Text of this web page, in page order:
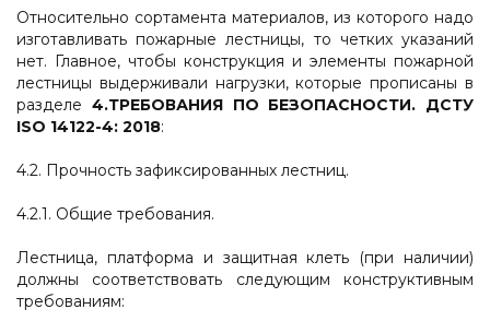
Относительно сортамента материалов, из которого надо
изготавливать пожарные лестницы, то четких указаний
нет. Главное, чтобы конструкция и элементы пожарной
лестницы выдерживали нагрузки, которые прописаны в
разделе 4.ТРЕБОВАНИЯ ПО БЕЗОПАСНОСТИ. ДСТУ
ISO 14122-4: 2018:
4.2. Прочность зафиксированных лестниц.
4.2.1. Общие требования.
Лестница, платформа и защитная клеть (при наличии)
должны соответствовать следующим конструктивным
требованиям: